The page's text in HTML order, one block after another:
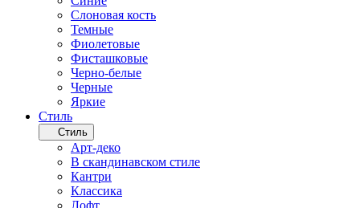
Слоновая кость
Темные
Фиолетовые
Фисташковые
Черно-белые
Черные
Яркие
Стиль
Стиль
Арт-деко
В скандинавском стиле
Кантри
Классика
Лофт